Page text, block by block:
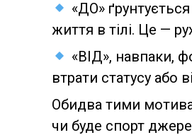
«ДО»
життя в тілі. Це —
«ВІД», навпаки,
втрати статусу або
Обидва тими
чи буде спорт